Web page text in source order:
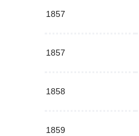
1857
1857
1858
1859